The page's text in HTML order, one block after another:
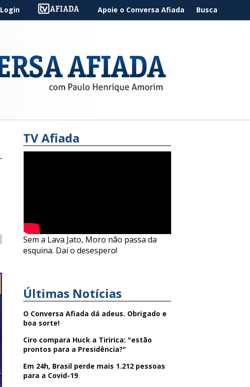
Login Apoie o Conversa Afiada Busca
TV Afiada
Sem a Lava Jato, Moro não passa da
esquina. Daí o desespero!
Últimas Notícias
O Conversa Afiada dá adeus. Obrigado e
boa sorte!
Ciro compara Huck a Tiririca: "estão
prontos para a Presidência?"
Em 24h, Brasil perde mais 1.212 pessoas
para a Covid-19